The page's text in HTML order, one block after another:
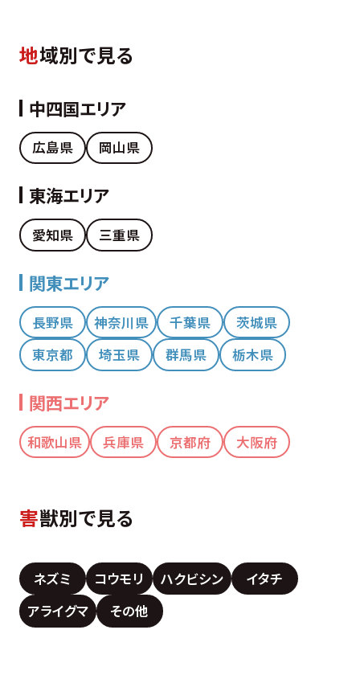
地域別で見る
中四国エリア
広島県 岡山県
東海エリア
愛知県 三重県
関東エリア
長野県 神奈川県 千葉県
茨城県
東京都
埼玉県 群馬県 栃木県
関西エリア
和歌山県 兵庫県 京都府 大阪府
害獣別で見る
ネズミ コウモリ ハクビシン
イタチ
アライグマ
その他